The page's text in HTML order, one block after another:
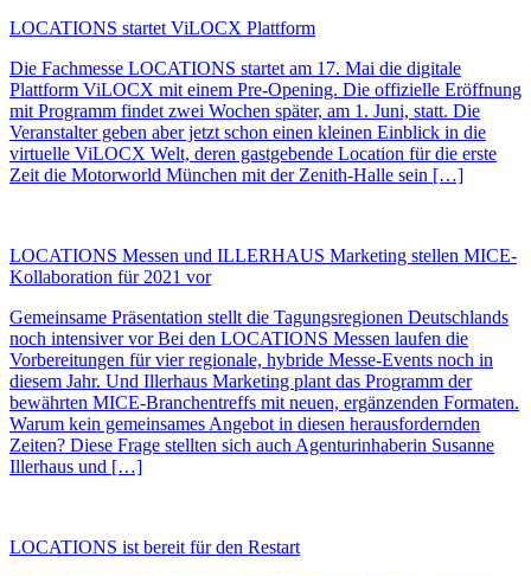
LOCATIONS startet ViLOCX Plattform
Die Fachmesse LOCATIONS startet am 17. Mai die digitale
Plattform ViLOCX mit einem Pre-Opening. Die offizielle Eröffnung
mit Programm findet zwei Wochen später, am 1. Juni, statt. Die
Veranstalter geben aber jetzt schon einen kleinen Einblick in die
virtuelle ViLOCX Welt, deren gastgebende Location für die erste
Zeit die Motorworld München mit der Zenith-Halle sein […]
LOCATIONS Messen und ILLERHAUS Marketing stellen MICE-
Kollaboration für 2021 vor
Gemeinsame Präsentation stellt die Tagungsregionen Deutschlands
noch intensiver vor Bei den LOCATIONS Messen laufen die
Vorbereitungen für vier regionale, hybride Messe-Events noch in
diesem Jahr. Und Illerhaus Marketing plant das Programm der
bewährten MICE-Branchentreffs mit neuen, ergänzenden Formaten.
Warum kein gemeinsames Angebot in diesen herausfordernden
Zeiten? Diese Frage stellten sich auch Agenturinhaberin Susanne
Illerhaus und […]
LOCATIONS ist bereit für den Restart